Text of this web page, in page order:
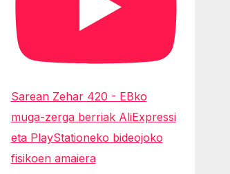
Sarean Zehar 420 - EBko
muga-zerga berriak AliExpressi
eta PlayStationeko bideojoko
fisikoen amaiera